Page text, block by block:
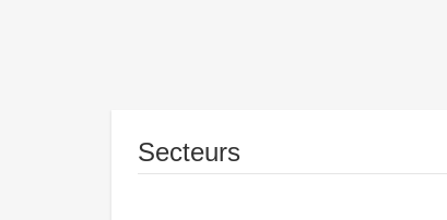
Secteurs